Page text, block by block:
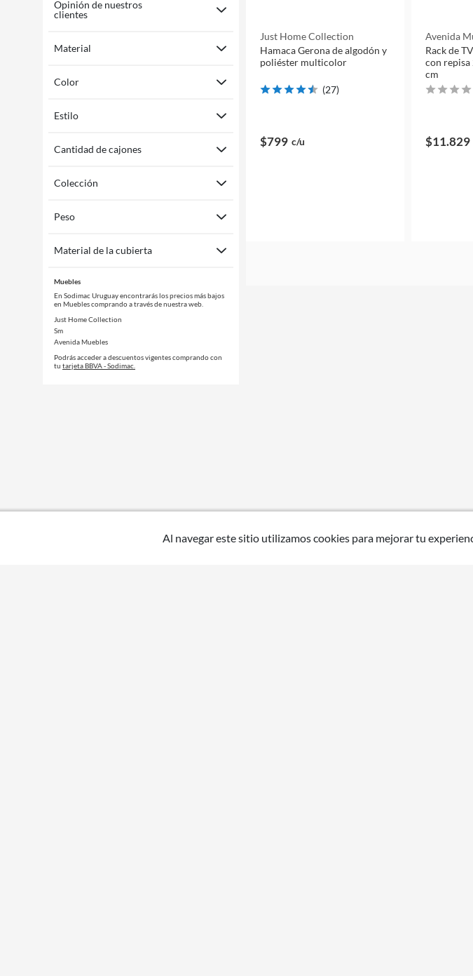
Opinión de nuestros
clientes
Material
Color
Estilo
Cantidad de cajones
Colección
Peso
Material de la cubierta
Muebles
En Sodimac Uruguay encontrarás los precios más bajos
en Muebles comprando a través de nuestra web.
Just Home Collection
Sm
Avenida Muebles
Podrás acceder a descuentos vigentes comprando con
tu tarjeta BBVA - Sodimac.
Just Home Collection
Hamaca Gerona de algodón y
poliéster multicolor
(27)
$799 c/u
Avenida
Rack de
con repisa
cm
$11.829
Al navegar este sitio utilizamos cookies para mejorar tu